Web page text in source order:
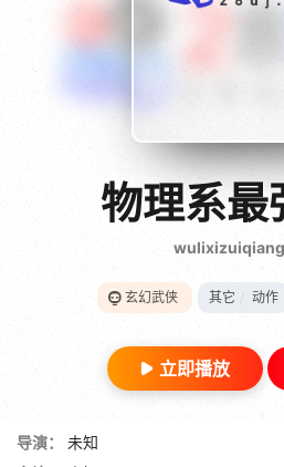
{if
28短剧
物理系最
玄幻武侠 其它 动作
立即播放
导演：
未知